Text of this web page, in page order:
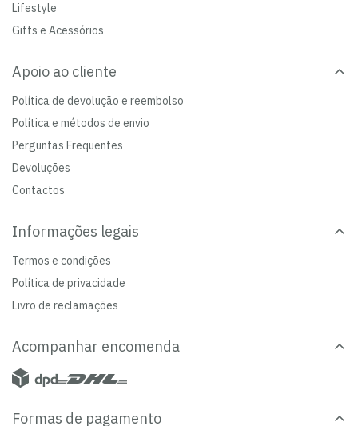
Lifestyle
Gifts e Acessórios
Apoio ao cliente
Política de devolução e reembolso
Política e métodos de envio
Perguntas Frequentes
Devoluções
Contactos
Informações legais
Termos e condições
Política de privacidade
Livro de reclamações
Acompanhar encomenda
Formas de pagamento